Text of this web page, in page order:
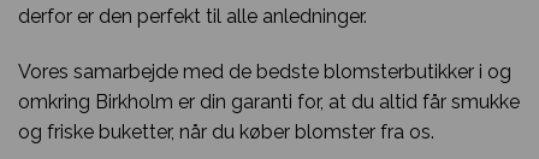
derfor er den perfekt til alle anledninger.
Vores samarbejde med de bedste blomsterbutikker i og
omkring Birkholm er din garanti for, at du altid får smukke
og friske buketter, når du køber blomster fra os.